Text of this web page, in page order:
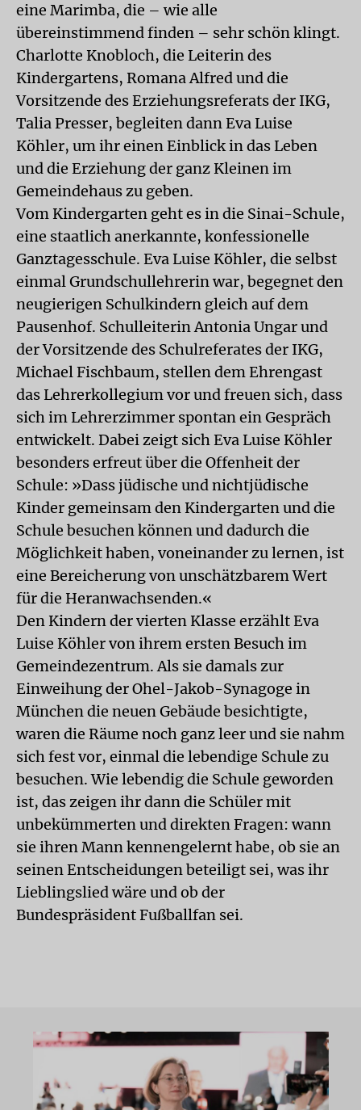
eine Marimba, die – wie alle
übereinstimmend finden – sehr schön klingt.
Charlotte Knobloch, die Leiterin des
Kindergartens, Romana Alfred und die
Vorsitzende des Erziehungsreferats der IKG,
Talia Presser, begleiten dann Eva Luise
Köhler, um ihr einen Einblick in das Leben
und die Erziehung der ganz Kleinen im
Gemeindehaus zu geben.
Vom Kindergarten geht es in die Sinai-Schule,
eine staatlich anerkannte, konfessionelle
Ganztagesschule. Eva Luise Köhler, die selbst
einmal Grundschullehrerin war, begegnet den
neugierigen Schulkindern gleich auf dem
Pausenhof. Schulleiterin Antonia Ungar und
der Vorsitzende des Schulreferates der IKG,
Michael Fischbaum, stellen dem Ehrengast
das Lehrerkollegium vor und freuen sich, dass
sich im Lehrerzimmer spontan ein Gespräch
entwickelt. Dabei zeigt sich Eva Luise Köhler
besonders erfreut über die Offenheit der
Schule: »Dass jüdische und nichtjüdische
Kinder gemeinsam den Kindergarten und die
Schule besuchen können und dadurch die
Möglichkeit haben, voneinander zu lernen, ist
eine Bereicherung von unschätzbarem Wert
für die Heranwachsenden.«
Den Kindern der vierten Klasse erzählt Eva
Luise Köhler von ihrem ersten Besuch im
Gemeindezentrum. Als sie damals zur
Einweihung der Ohel-Jakob-Synagoge in
München die neuen Gebäude besichtigte,
waren die Räume noch ganz leer und sie nahm
sich fest vor, einmal die lebendige Schule zu
besuchen. Wie lebendig die Schule geworden
ist, das zeigen ihr dann die Schüler mit
unbekümmerten und direkten Fragen: wann
sie ihren Mann kennengelernt habe, ob sie an
seinen Entscheidungen beteiligt sei, was ihr
Lieblingslied wäre und ob der
Bundespräsident Fußballfan sei.